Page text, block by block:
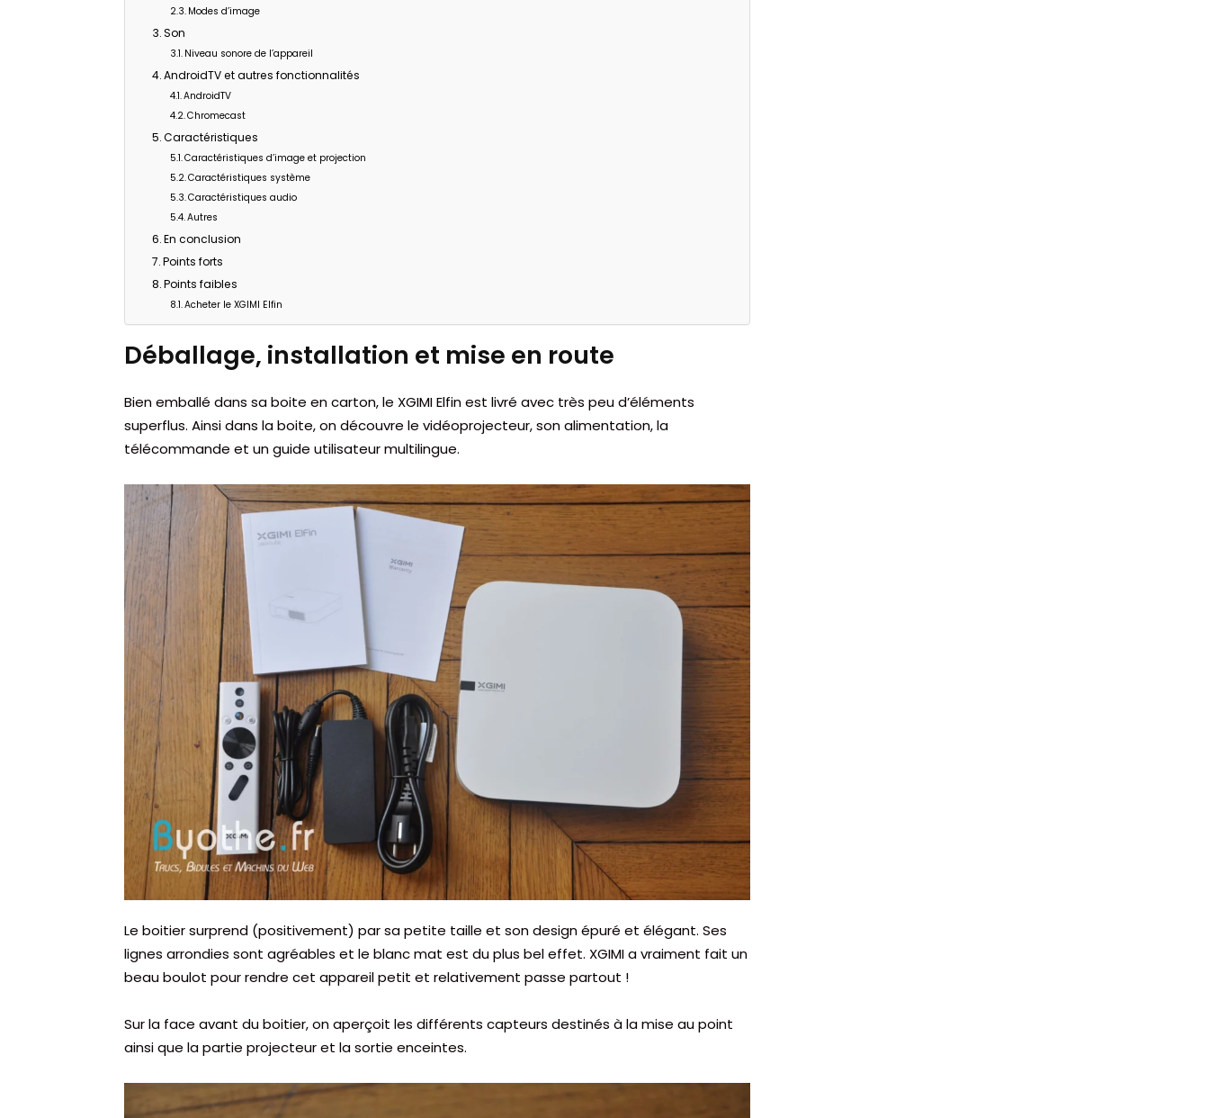
Modes d’image
Son
Niveau sonore de l’appareil
AndroidTV et autres fonctionnalités
AndroidTV
Chromecast
Caractéristiques
Caractéristiques d’image et projection
Caractéristiques système
Caractéristiques audio
Autres
En conclusion
Points forts
Points faibles
Acheter le XGIMI Elfin
Déballage, installation et mise en route
Bien emballé dans sa boite en carton, le XGIMI Elfin est livré avec très peu d’éléments
superflus. Ainsi dans la boite, on découvre le vidéoprojecteur, son alimentation, la
télécommande et un guide utilisateur multilingue.
Le boitier surprend (positivement) par sa petite taille et son design épuré et élégant. Ses
lignes arrondies sont agréables et le blanc mat est du plus bel effet. XGIMI a vraiment fait un
beau boulot pour rendre cet appareil petit et relativement passe partout !
Sur la face avant du boitier, on aperçoit les différents capteurs destinés à la mise au point
ainsi que la partie projecteur et la sortie enceintes.